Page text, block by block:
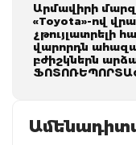
Արմավիրի
«Toyota»-ով
չթույլատրելի
վարորդն
բժիշկներն